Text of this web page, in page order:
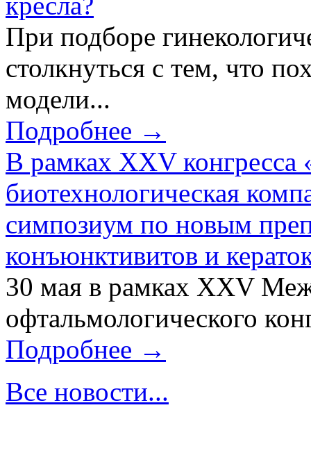
При подборе
столкнуться с тем, что
модели...
Подробнее →
В рамках XXV конгресса
биотехнологическая
симпозиум по новым
конъюнктивитов и
30 мая в рамках XXV
офтальмологического
Подробнее →
Все новости...